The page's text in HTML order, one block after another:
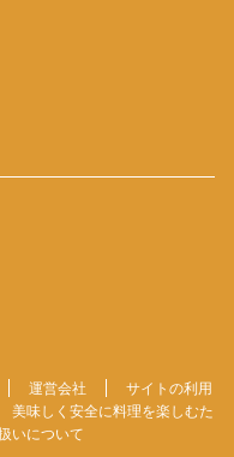
運営会社
サイトの利用
美味しく安全に料理を楽しむた
いについて